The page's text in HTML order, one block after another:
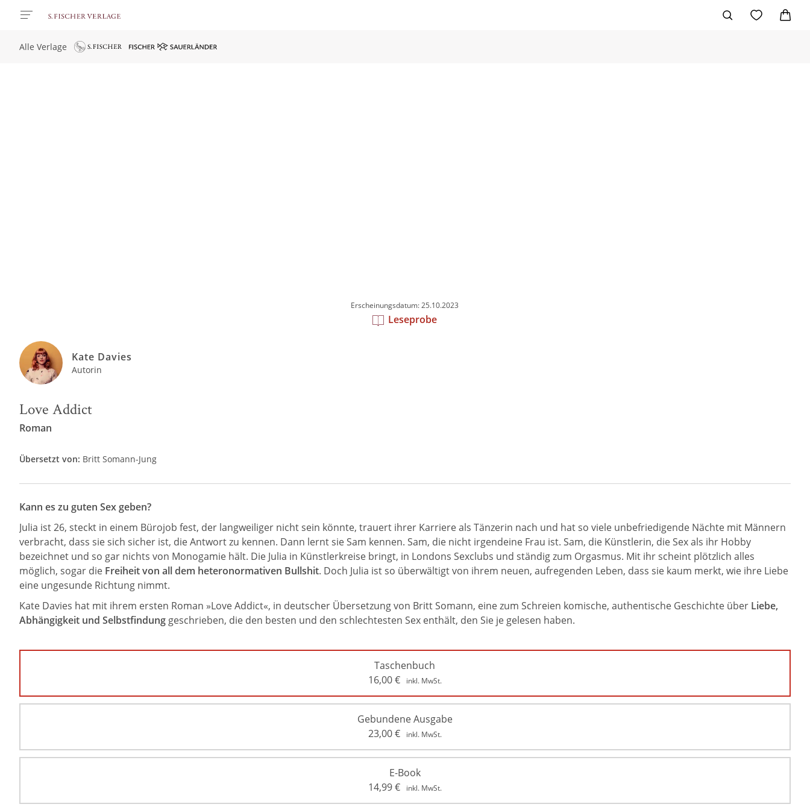
Alle Verlage
Erscheinungsdatum: 25.10.2023
Leseprobe
Kate Davies
Autorin
Love Addict
Roman
Übersetzt von: Britt Somann-Jung
Kann es zu guten Sex geben?
Julia ist 26, steckt in einem Bürojob fest, der langweiliger nicht sein könnte, trauert ihrer Karriere als Tänzerin nach und hat so viele unbefriedigende Nächte mit Männern
verbracht, dass sie sich sicher ist, die Antwort zu kennen. Dann lernt sie Sam kennen. Sam, die nicht irgendeine Frau ist. Sam, die Künstlerin, die Sex als ihr Hobby
bezeichnet und so gar nichts von Monogamie hält. Die Julia in Künstlerkreise bringt, in Londons Sexclubs und ständig zum Orgasmus. Mit ihr scheint plötzlich alles
möglich, sogar die Freiheit von all dem heteronormativen Bullshit. Doch Julia ist so überwältigt von ihrem neuen, aufregenden Leben, dass sie kaum merkt, wie ihre Liebe
eine ungesunde Richtung nimmt.
Kate Davies hat mit ihrem ersten Roman »Love Addict«, in deutscher Übersetzung von Britt Somann, eine zum Schreien komische, authentische Geschichte überLiebe,
Abhängigkeit und Selbstfindunggeschrieben, die den besten und den schlechtesten Sex enthält, den Sie je gelesen haben.
Taschenbuch
16,00€ inkl. MwSt.
Gebundene Ausgabe
23,00€ inkl. MwSt.
E-Book
14,99€ inkl. MwSt.